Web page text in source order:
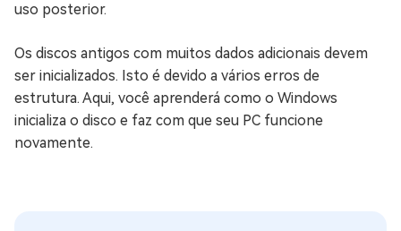
uso posterior.
Os discos antigos com muitos dados adicionais devem
ser inicializados. Isto é devido a vários erros de
estrutura. Aqui, você aprenderá como o Windows
inicializa o disco e faz com que seu PC funcione
novamente.